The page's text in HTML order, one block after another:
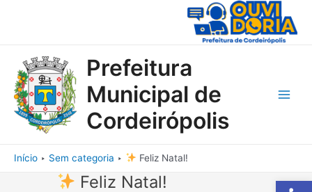
Prefeitura
Municipal de
Cordeirópolis
Início Sem categoria Feliz Natal!
Feliz Natal!